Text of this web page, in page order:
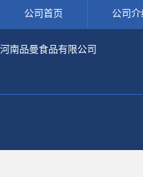
公司首页 公司介
河南品曼食品有限公司